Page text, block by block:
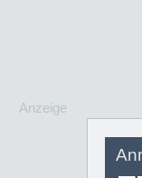
Anzeige